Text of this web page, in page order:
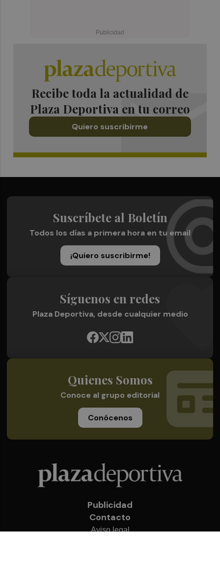
Recibe toda la actualidad de
Plaza Deportiva en tu correo
Quiero suscribirme
Suscríbete al Boletín
Todos los días a primera hora en tu email
¡Quiero suscribirme!
Síguenos en redes
Plaza Deportiva, desde cualquier medio
Quienes Somos
Conoce al grupo editorial
Conócenos
Publicidad
Contacto
Aviso legal